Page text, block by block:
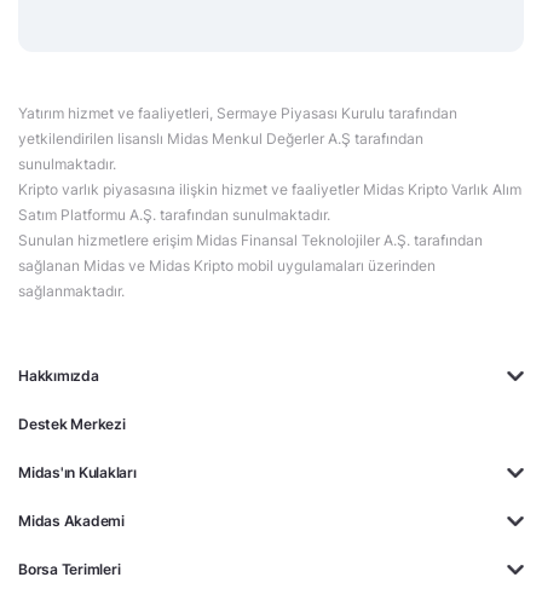
Hakkımızda
Destek Merkezi
Midas'ın Kulakları
Midas Akademi
Borsa Terimleri
Yatırım hizmet ve faaliyetleri, Sermaye Piyasası Kurulu tarafından
yetkilendirilen lisanslı Midas Menkul Değerler A.Ş tarafından
sunulmaktadır.
Kripto varlık piyasasına ilişkin hizmet ve faaliyetler Midas Kripto Varlık Alım
Satım Platformu A.Ş. tarafından sunulmaktadır.
Sunulan hizmetlere erişim Midas Finansal Teknolojiler A.Ş. tarafından
sağlanan Midas ve Midas Kripto mobil uygulamaları üzerinden
sağlanmaktadır.